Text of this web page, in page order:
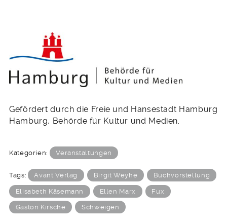
Gefördert durch die Freie und Hansestadt Hamburg
Hamburg, Behörde für Kultur und Medien.
Kategorien: Veranstaltungen
Tags: Avant Verlag Birgit Weyhe Buchvorstellung
Elisabeth Käsemann Ellen Marx Fux
Gaston Kirsche Schweigen